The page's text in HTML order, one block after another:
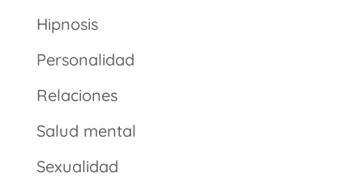
Hipnosis
Personalidad
Relaciones
Salud mental
Sexualidad